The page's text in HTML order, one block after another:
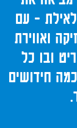
לאילת - עם
ואווירת
ובו כל
חידושים